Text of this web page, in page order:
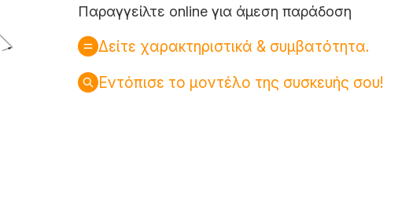
Παραγγείλτε online για άμεση παράδοση
Δείτε χαρακτηριστικά & συμβατότητα.
Εντόπισε το μοντέλο της συσκευής σου!